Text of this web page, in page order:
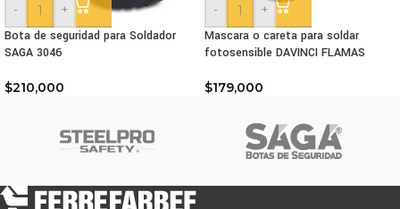
-
+
Bota de seguridad para Soldador
SAGA 3046
$210,000
-
+
Mascara o careta para soldar
fotosensible DAVINCI FLAMAS
$179,000